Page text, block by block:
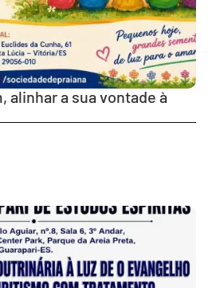
alinhar a sua vontade à